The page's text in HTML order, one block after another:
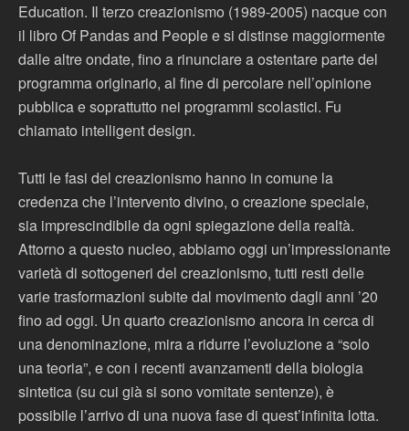
Education. Il terzo creazionismo (1989-2005) nacque con
il libro Of Pandas and People e si distinse maggiormente
dalle altre ondate, fino a rinunciare a ostentare parte del
programma originario, al fine di percolare nell’opinione
pubblica e soprattutto nei programmi scolastici. Fu
chiamato intelligent design.
Tutti le fasi del creazionismo hanno in comune la
credenza che l’intervento divino, o creazione speciale,
sia imprescindibile da ogni spiegazione della realtà.
Attorno a questo nucleo, abbiamo oggi un’impressionante
varietà di sottogeneri del creazionismo, tutti resti delle
varie trasformazioni subite dal movimento dagli anni ’20
fino ad oggi. Un quarto creazionismo ancora in cerca di
una denominazione, mira a ridurre l’evoluzione a “solo
una teoria”, e con i recenti avanzamenti della biologia
sintetica (su cui già si sono vomitate sentenze), è
possibile l’arrivo di una nuova fase di quest’infinita lotta.